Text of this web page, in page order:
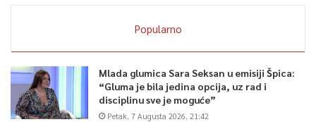
Popularno
Mlada glumica Sara Seksan u emisiji Špica:
“Gluma je bila jedina opcija, uz rad i
disciplinu sve je moguće”
Petak, 7 Augusta 2026, 21:42